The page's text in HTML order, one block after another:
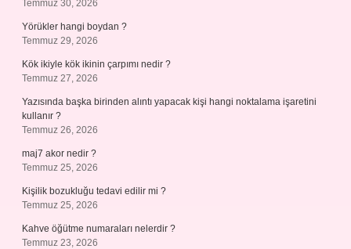
Temmuz 30, 2026
Yörükler hangi boydan ?
Temmuz 29, 2026
Kök ikiyle kök ikinin çarpımı nedir ?
Temmuz 27, 2026
Yazısında başka birinden alıntı yapacak kişi hangi noktalama işaretini
kullanır ?
Temmuz 26, 2026
maj7 akor nedir ?
Temmuz 25, 2026
Kişilik bozukluğu tedavi edilir mi ?
Temmuz 25, 2026
Kahve öğütme numaraları nelerdir ?
Temmuz 23, 2026